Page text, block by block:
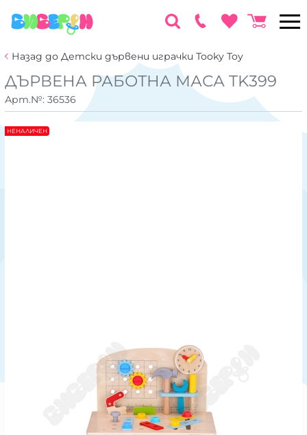
Назад до Детски дървени играчки Tooky Toy
ДЪРВЕНА РАБОТНА МАСА TK399
Арт.№: 36536
НЕНАЛИЧЕН